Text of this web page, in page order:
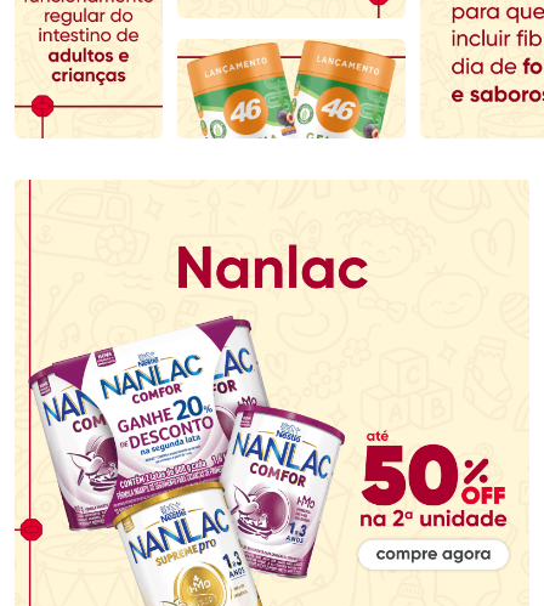
Comprar sem Desconto
Por R$ 37,99/cada
Comprar sem Desconto
Por R$ 37,99/cada
Comprar sem Desconto
Por R$ 118,99/cada
Comprar sem Desconto
Por R$ 118,99/cada